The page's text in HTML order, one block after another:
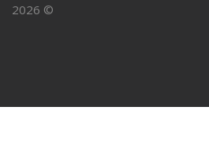
2026 ©